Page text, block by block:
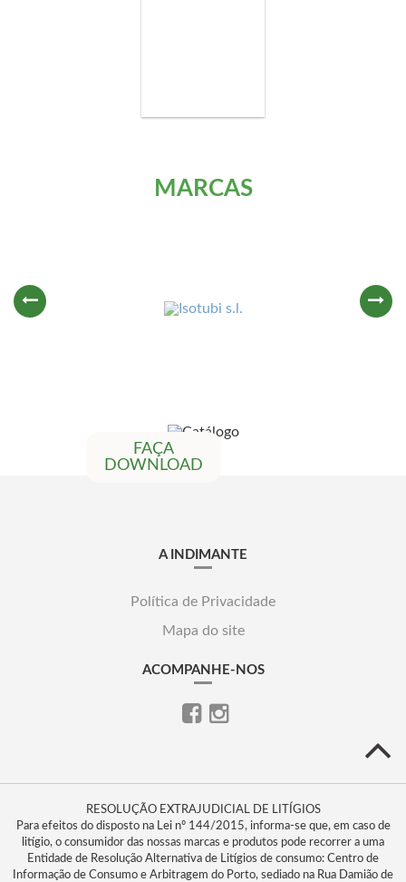
MARCAS
FAÇA
DOWNLOAD
A INDIMANTE
Política de Privacidade
Mapa do site
ACOMPANHE-NOS
RESOLUÇÃO EXTRAJUDICIAL DE LITÍGIOS
Para efeitos do disposto na Lei nº 144/2015, informa-se que, em caso de
litígio, o consumidor das nossas marcas e produtos pode recorrer a uma
Entidade de Resolução Alternativa de Litígios de consumo: Centro de
Informação de Consumo e Arbitragem do Porto, sediado na Rua Damião de